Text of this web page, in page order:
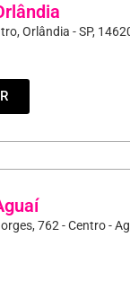
Orlândia - SP,
762 - Centro -